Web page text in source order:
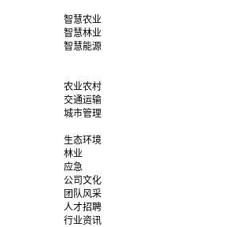
智慧农业
智慧林业
智慧能源
农业农村
交通运输
城市管理
生态环境
林业
应急
公司文化
团队风采
人才招聘
行业资讯